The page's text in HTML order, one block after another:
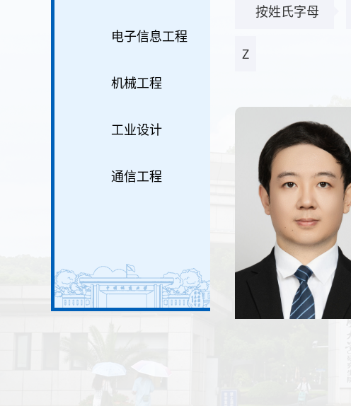
电子信息工程
机械工程
工业设计
通信工程
按姓氏字母
Z